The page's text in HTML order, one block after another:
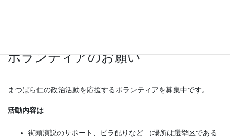
ボランティアのお願い
まつばら仁の政治活動を応援するボランティアを募集中です。
活動内容は
街頭演説のサポート、ビラ配りなど （場所は選挙区である